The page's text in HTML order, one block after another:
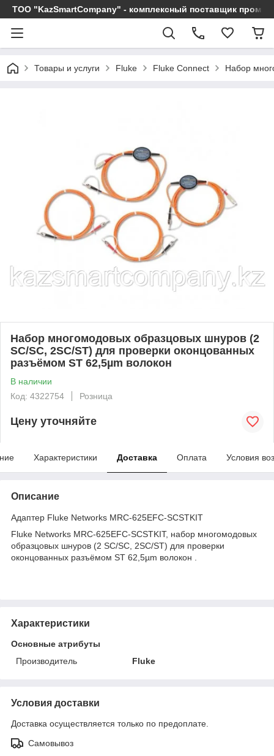
ТОО "KazSmartCompany" - комплексный поставщик
Товары и услуги Fluke Fluke Connect Набор
Набор многомодовых образцовых шнуров (2
SC/SC, 2SC/ST) для проверки оконцованных
разъёмом ST 62,5µm волокон
В наличии
Код: 4322754
Розница
Цену уточняйте
Характеристики Доставка Оплата Условия
Описание
Адаптер Fluke Networks MRC-625EFC-SCSTKIT
Fluke Networks MRC-625EFC-SCSTKIT, набор многомодовых
образцовых шнуров (2 SC/SC, 2SC/ST) для проверки
оконцованных разъёмом ST 62,5µm волокон .
Характеристики
Основные атрибуты
Производитель
Fluke
Условия доставки
Доставка осуществляется только по предоплате.
Самовывоз